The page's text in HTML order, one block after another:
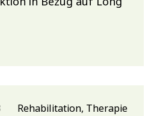
Rehabilitation, Therapie